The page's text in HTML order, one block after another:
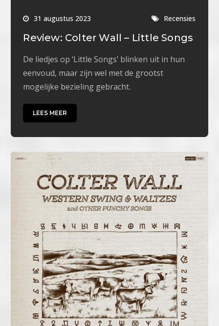
31 augustus 2023 Recensies
Review: Colter Wall – Little Songs
De liedjes op ‘Little Songs’ blinken uit in hun
eenvoud, maar zijn wel met de grootst
mogelijke bezieling gebracht.
LEES MEER